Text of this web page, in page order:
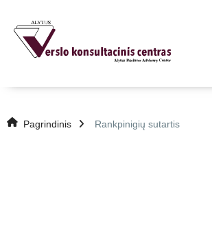
Pagrindinis Rankpinigių sutartis